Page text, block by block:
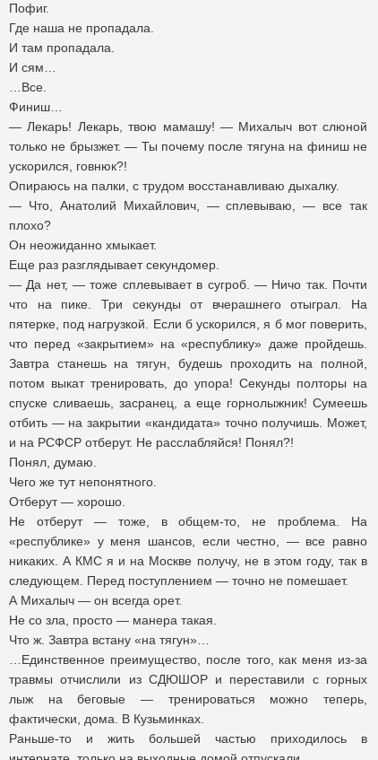
Пофиг.
Где наша не пропадала.
И там пропадала.
И сям…
…Все.
Финиш…
— Лекарь! Лекарь, твою мамашу! — Михалыч вот слюной
только не брызжет. — Ты почему после тягуна на финиш не
ускорился, говнюк?!
Опираюсь на палки, с трудом восстанавливаю дыхалку.
— Что, Анатолий Михайлович, — сплевываю, — все так
плохо?
Он неожиданно хмыкает.
Еще раз разглядывает секундомер.
— Да нет, — тоже сплевывает в сугроб. — Ничо так. Почти
что на пике. Три секунды от вчерашнего отыграл. На
пятерке, под нагрузкой. Если б ускорился, я б мог поверить,
что перед «закрытием» на «республику» даже пройдешь.
Завтра станешь на тягун, будешь проходить на полной,
потом выкат тренировать, до упора! Секунды полторы на
спуске сливаешь, засранец, а еще горнолыжник! Сумеешь
отбить — на закрытии «кандидата» точно получишь. Может,
и на РСФСР отберут. Не расслабляйся! Понял?!
Понял, думаю.
Чего же тут непонятного.
Отберут — хорошо.
Не отберут — тоже, в общем-то, не проблема. На
«республике» у меня шансов, если честно, — все равно
никаких. А КМС я и на Москве получу, не в этом году, так в
следующем. Перед поступлением — точно не помешает.
А Михалыч — он всегда орет.
Не со зла, просто — манера такая.
Что ж. Завтра встану «на тягун»…
…Единственное преимущество, после того, как меня из-за
травмы отчислили из СДЮШОР и переставили с горных
лыж на беговые — тренироваться можно теперь,
фактически, дома. В Кузьминках.
Раньше-то и жить большей частью приходилось в